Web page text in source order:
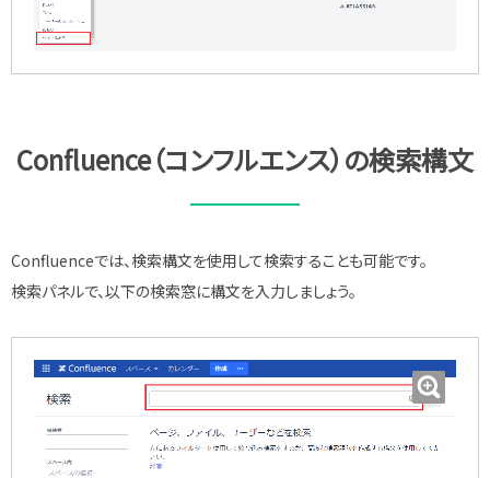
Confluence（コンフルエンス）の検索構文
Confluenceでは、検索構文を使用して検索することも可能です。
検索パネルで、以下の検索窓に構文を入力しましょう。